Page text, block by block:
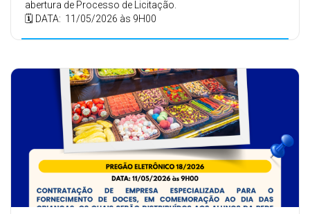
abertura de Processo de Licitação.
🗓️ DATA: 11/05/2026 às 9H00